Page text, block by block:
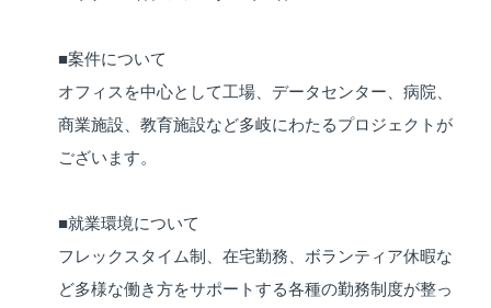
■案件について
オフィスを中心として工場、データセンター、病院、
商業施設、教育施設など多岐にわたるプロジェクトが
ございます。
■就業環境について
フレックスタイム制、在宅勤務、ボランティア休暇な
ど多様な働き方をサポートする各種の勤務制度が整っ